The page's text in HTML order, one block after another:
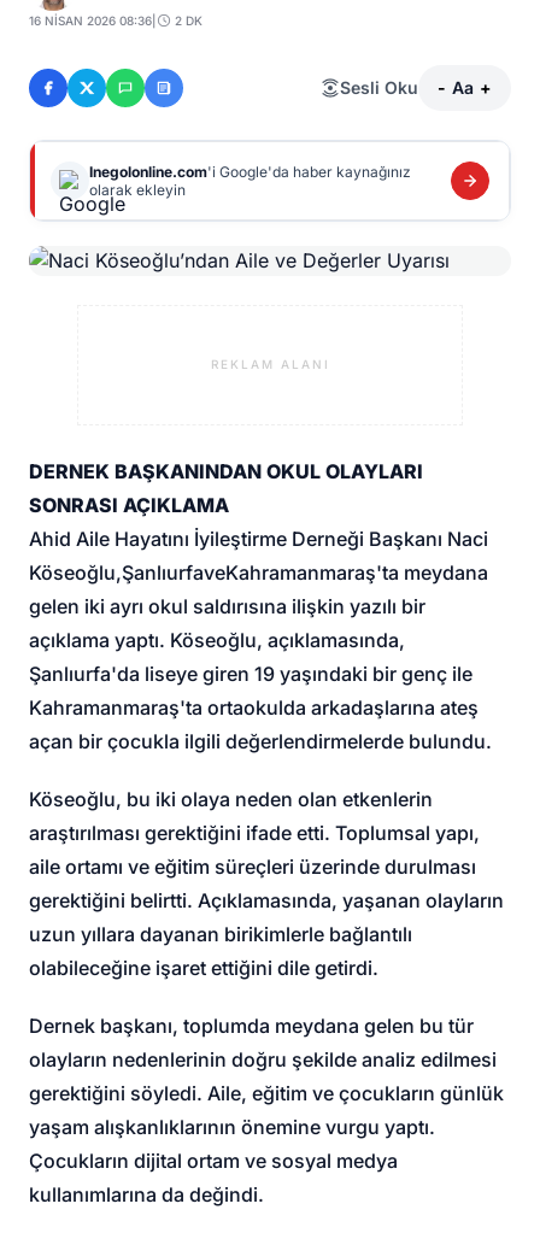
16 NISAN 2026 08:36 2 DK
Sesli Oku - Aa +
Inegolonline.com'i Google'da haber kaynağınız
olarak ekleyin
REKLAM ALANI
DERNEK BAŞKANINDAN OKUL OLAYLARI
SONRASI AÇIKLAMA
Ahid Aile Hayatını İyileştirme Derneği Başkanı Naci
Köseoğlu,ŞanlıurfaveKahramanmaraş'ta meydana
gelen iki ayrı okul saldırısına ilişkin yazılı bir
açıklama yaptı. Köseoğlu, açıklamasında,
Şanlıurfa'da liseye giren 19 yaşındaki bir genç ile
Kahramanmaraş'ta ortaokulda arkadaşlarına ateş
açan bir çocukla ilgili değerlendirmelerde bulundu.
Köseoğlu, bu iki olaya neden olan etkenlerin
araştırılması gerektiğini ifade etti. Toplumsal yapı,
aile ortamı ve eğitim süreçleri üzerinde durulması
gerektiğini belirtti. Açıklamasında, yaşanan olayların
uzun yıllara dayanan birikimlerle bağlantılı
olabileceğine işaret ettiğini dile getirdi.
Dernek başkanı, toplumda meydana gelen bu tür
olayların nedenlerinin doğru şekilde analiz edilmesi
gerektiğini söyledi. Aile, eğitim ve çocukların günlük
yaşam alışkanlıklarının önemine vurgu yaptı.
Çocukların dijital ortam ve sosyal medya
kullanımlarına da değindi.